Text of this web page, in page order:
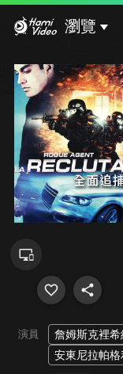
瀏覽
演員 詹姆斯克裡
安東尼拉帕格